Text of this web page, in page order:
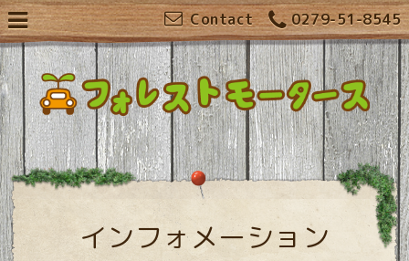
0279-51-8545
Contact
インフォメーション